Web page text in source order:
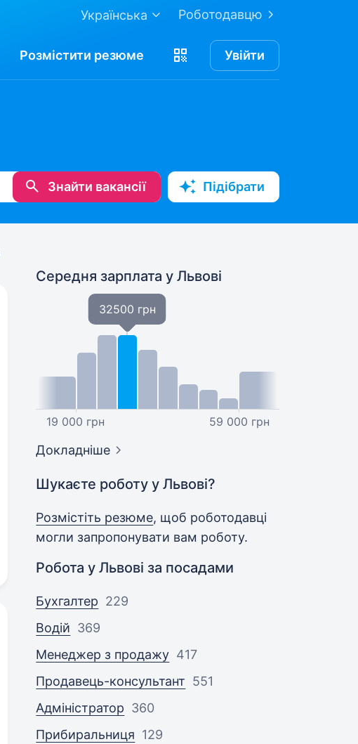
Роботодавцю
Українська
Розмістити резюме Увійти
Знайти вакансії Підібрати
Середня зарплатау Львові
19 000 грн
32500 грн
59 000 грн
Докладніше
Шукаєте роботу у Львові?
Розмістіть резюме, щоб роботодавці
могли запропонувати вам роботу.
Робота у Львові за посадами
Бухгалтер 229
Водій 369
Менеджер з продажу 417
Продавець-консультант 551
Адміністратор 360
Прибиральниця 129